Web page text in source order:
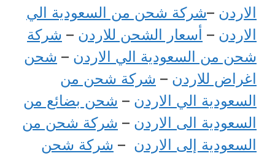
الاردن –شركة شحن من السعودية الي
الاردن – أسعار الشحن للاردن – شركة
شحن من السعودية الي الاردن – شحن
اغراض للاردن – شركة شحن من
السعودية الي الاردن – شحن بضائع من
السعودية الى الاردن – شركة شحن من
السعودية إلى الاردن – شركة شحن